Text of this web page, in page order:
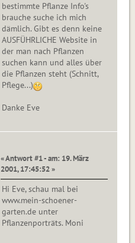
bestimmte Pflanze Info's
brauche suche ich mich
dämlich. Gibt es denn keine
AUSFÜHRLICHE Website in
der man nach Pflanzen
suchen kann und alles über
die Pflanzen steht (Schnitt,
Pflege...)
Danke Eve
« Antwort #1 - am: 19. März
2001, 17:45:52 »
Hi Eve, schau mal bei
www.mein-schoener-
garten.de unter
Pflanzenporträts. Moni